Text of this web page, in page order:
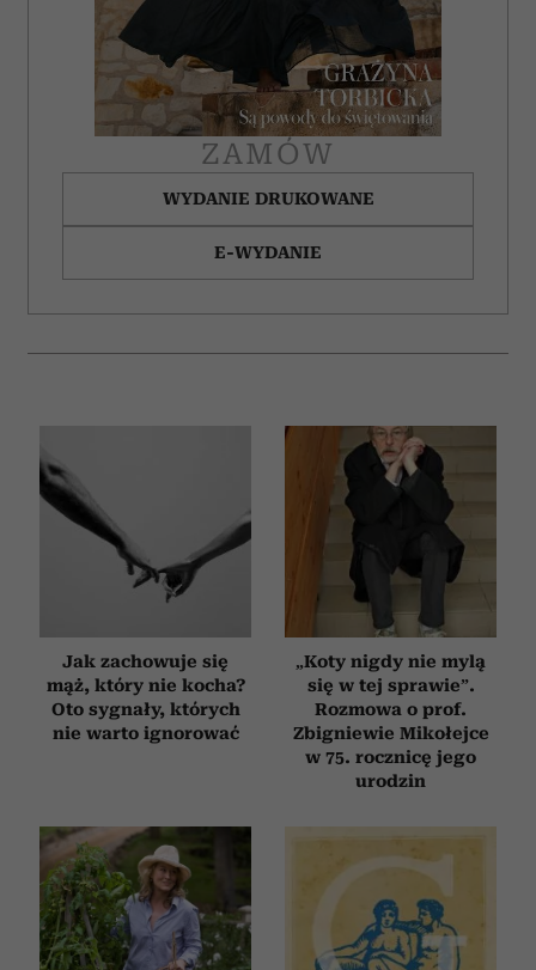
ZAMÓW
WYDANIE DRUKOWANE
E-WYDANIE
Jak zachowuje się
mąż, który nie kocha?
Oto sygnały, których
nie warto ignorować
„Koty nigdy nie mylą
się w tej sprawie”.
Rozmowa o prof.
Zbigniewie Mikołejce
w 75. rocznicę jego
urodzin